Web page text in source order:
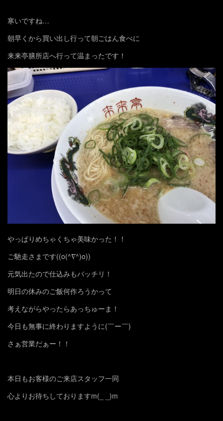
寒いですね…
朝早くから買い出し行って朝ごはん食べに
来来亭膳所店へ行って温まったです！
やっぱりめちゃくちゃ美味かった！！
ご馳走さまです((o(^∇^)o))
元気出たので仕込みもバッチリ！
明日の休みのご飯何作ろうかって
考えながらやったらあっちゅーま！
今日も無事に終わりますように(￣ー￣)
さぁ営業だぁー！！
本日もお客様のご来店スタッフ一同
心よりお待ちしておりますm(_ _)m